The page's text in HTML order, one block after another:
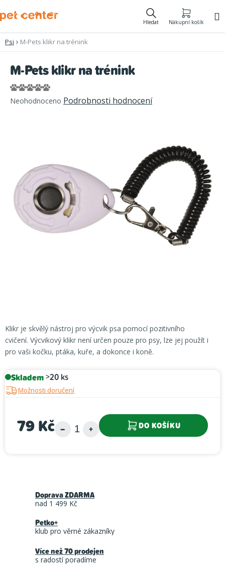
na
Hledat Nákupní košík
Psi M-Pets klikr na trénink
Klikr je skvělý nástroj pro výcvik psa pomocí pozitivního
cvičení. Výcvikový klikr není určen pouze pro psy, lze jej použít i
pro vaši kočku, ptáka, kuře, a dokonce i koně.
Skladem>20 ks
Možnosti doručení
79 Kč DO KOŠÍKU
M-Pets klikr na trénink
Průměrné
hodnocení
hvězdiček.
Neohodnoceno Podrobnosti hodnocení
Doprava ZDARMA
nad 1 499 Kč
Petko+
klub pro věrné zákazníky
Více než 70 prodejen
s radostí poradíme